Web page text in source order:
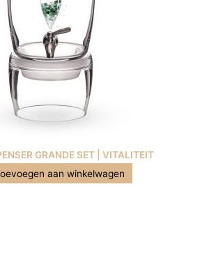
GRANDE SET | VITALITEIT
aan winkelwagen